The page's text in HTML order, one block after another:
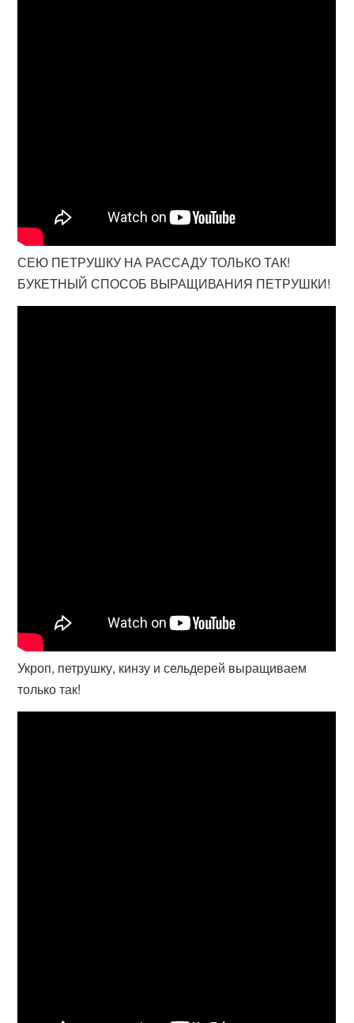
СЕЮ ПЕТРУШКУ НА РАССАДУ ТОЛЬКО ТАК!
БУКЕТНЫЙ СПОСОБ ВЫРАЩИВАНИЯ ПЕТРУШКИ!
Укроп, петрушку, кинзу и сельдерей выращиваем
только так!